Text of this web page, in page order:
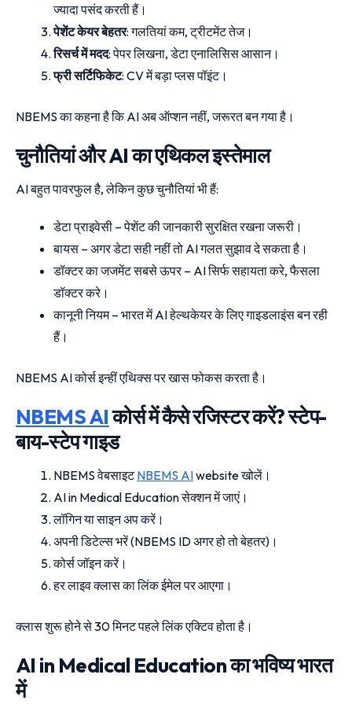
ज्यादा पसंद करती हैं।
पेशेंट केयर बेहतर: गलतियां कम, ट्रीटमेंट तेज।
रिसर्च में मदद: पेपर लिखना, डेटा एनालिसिस आसान।
फ्री सर्टिफिकेट: CV में बड़ा प्लस पॉइंट।
NBEMS का कहना है कि AI अब ऑप्शन नहीं, जरूरत बन गया है।
चुनौतियां और AI का एथिकल इस्तेमाल
AI बहुत पावरफुल है, लेकिन कुछ चुनौतियां भी हैं:
डेटा प्राइवेसी – पेशेंट की जानकारी सुरक्षित रखना जरूरी।
बायस – अगर डेटा सही नहीं तो AI गलत सुझाव दे सकता है।
डॉक्टर का जजमेंट सबसे ऊपर – AI सिर्फ सहायता करे, फैसला
डॉक्टर करे।
कानूनी नियम – भारत में AI हेल्थकेयर के लिए गाइडलाइंस बन रही
हैं।
NBEMS AI कोर्स इन्हीं एथिक्स पर खास फोकस करता है।
NBEMS AIकोर्स में कैसे रजिस्टर करें? स्टेप-
बाय-स्टेप गाइड
NBEMS वेबसाइटNBEMS AIwebsite खोलें।
AI in Medical Education सेक्शन में जाएं।
लॉगिन या साइन अप करें।
अपनी डिटेल्स भरें (NBEMS ID अगर हो तो बेहतर)।
कोर्स जॉइन करें।
हर लाइव क्लास का लिंक ईमेल पर आएगा।
क्लास शुरू होने से 30 मिनट पहले लिंक एक्टिव होता है।
AI in Medical Education का भविष्य भारत
में